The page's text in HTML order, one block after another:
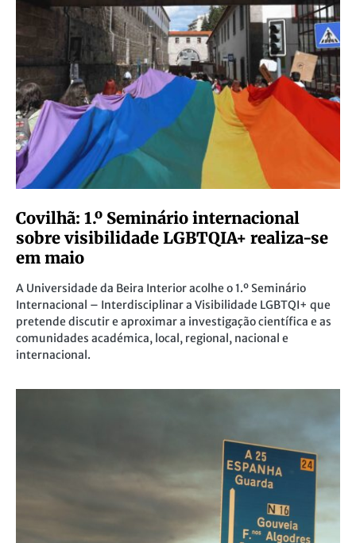
Covilhã: 1.º Seminário internacional
sobre visibilidade LGBTQIA+ realiza-se
em maio
A Universidade da Beira Interior acolhe o 1.º Seminário
Internacional – Interdisciplinar a Visibilidade LGBTQI+ que
pretende discutir e aproximar a investigação científica e as
comunidades académica, local, regional, nacional e
internacional.